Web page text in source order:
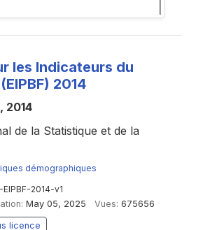
les Indicateurs du
2014
2014
de la Statistique et de la
démographiques
2014-v1
May 05, 2025 Vues: 675656
licence